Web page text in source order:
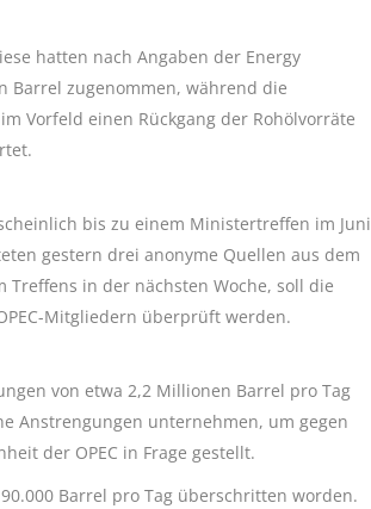
hatten nach Angaben der Energy
Barrel zugenommen, während die
Vorfeld einen Rückgang der Rohölvorräte
bis zu einem Ministertreffen im Juni
gestern drei anonyme Quellen aus dem
in der nächsten Woche, soll die
Mitgliedern überprüft werden.
von etwa 2,2 Millionen Barrel pro Tag
Anstrengungen unternehmen, um gegen
der OPEC in Frage gestellt.
Barrel pro Tag überschritten worden.